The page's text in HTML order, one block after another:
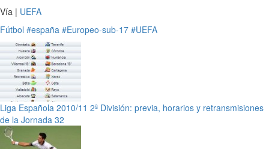
Vía | UEFA
Fútbol #españa #Europeo-sub-17 #UEFA
Liga Española 2010/11 2ª División: previa, horarios y retransmisiones
de la Jornada 32